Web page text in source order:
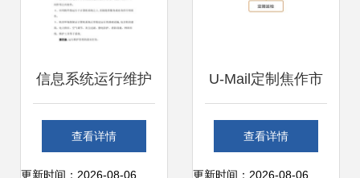
信息系统运行维护
服务管理制度及信
查看详情
更新时间：2026-08-06
U-Mail定制焦作市
中级人民法院邮件
查看详情
更新时间：2026-08-06